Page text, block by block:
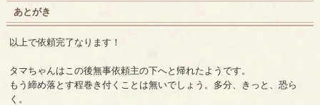
あとがき
以上で依頼完了なります！
タマちゃんはこの後無事依頼主の下へと帰れたようです。
もう締め落とす程巻き付くことは無いでしょう。多分、きっと、恐ら
く。